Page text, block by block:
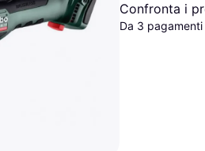
Confronta i
Da 3